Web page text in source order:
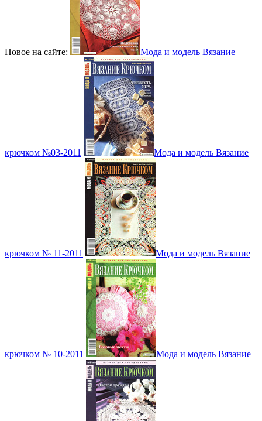
Новое на сайте: Мода и модель Вязание
крючком №03-2011 Мода и модель Вязание
крючком № 11-2011 Мода и модель Вязание
крючком № 10-2011 Мода и модель Вязание